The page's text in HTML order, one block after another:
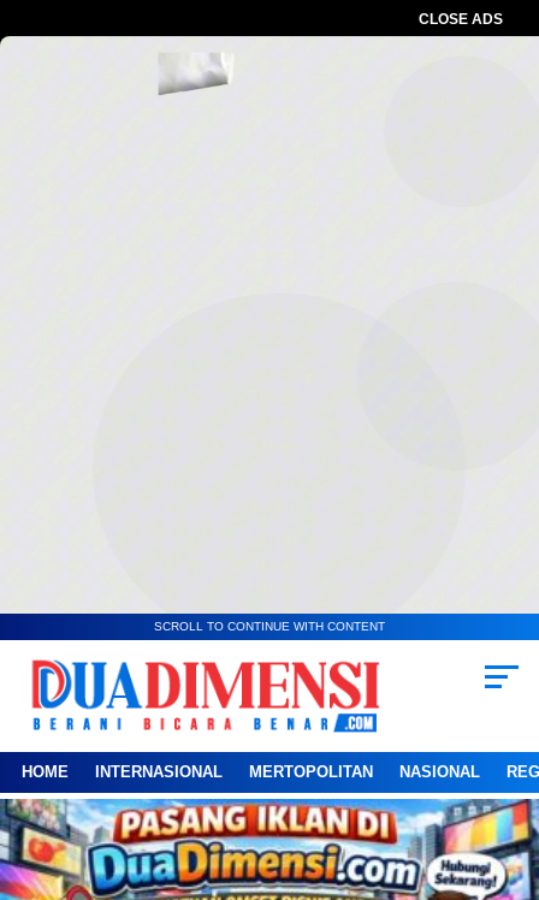
CLOSE ADS
SCROLL TO CONTINUE WITH CONTENT
HOME INTERNASIONAL MERTOPOLITAN NASIONAL